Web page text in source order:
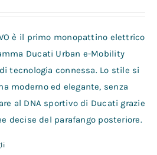
è il primo monopattino elettrico
Ducati Urban e-Mobility
tecnologia connessa. Lo stile si
moderno ed elegante, senza
al DNA sportivo di Ducati grazie
decise del parafango posteriore.